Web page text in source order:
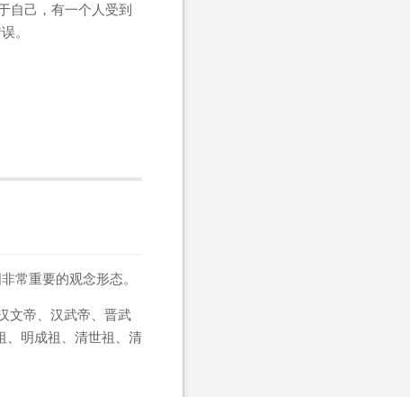
自己，有一个人受到
。
常重要的观念形态。
文帝、汉武帝、晋武
、明成祖、清世祖、清